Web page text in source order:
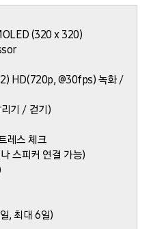
(320 x 320)
HD(720p, @30fps) 녹화 /
기 / 걷기)
레스 체크
스피커 연결 가능)
, 최대 6일)